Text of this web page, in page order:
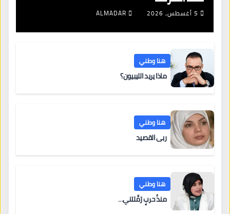
5 أغسطس، 2026 ALMADAR
هنا وطني
ماذا يريد الليبيون؟
هنا وطني
ربى القصيد
هنا وطني
منذُ حربٍ رَمَّلتني…